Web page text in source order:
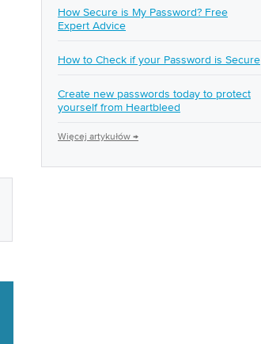
How Secure is My Password? Free
Expert Advice
How to Check if your Password is Secure
Create new passwords today to protect
yourself from Heartbleed
Więcej artykułów →